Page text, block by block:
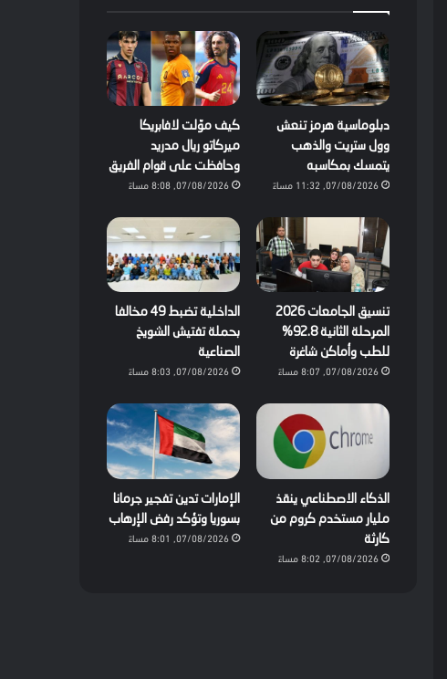
دبلوماسية هرمز تنعش
وول ستريت والذهب
يتمسك بمكاسبه
07/08/2026, 11:32 مساءً
كيف موّلت لافابريكا
ميركاتو ريال مدريد
وحافظت على قوام الفريق
07/08/2026, 8:08 مساءً
تنسيق الجامعات 2026
المرحلة الثانية 92.8%
للطب وأماكن شاغرة
07/08/2026, 8:07 مساءً
الداخلية تضبط 49 مخالفا
بحملة تفتيش الشويخ
الصناعية
07/08/2026, 8:03 مساءً
الذكاء الاصطناعي ينقذ
مليار مستخدم كروم من
كارثة
07/08/2026, 8:02 مساءً
الإمارات تدين تفجير جرمانا
بسوريا وتؤكد رفض الإرهاب
07/08/2026, 8:01 مساءً